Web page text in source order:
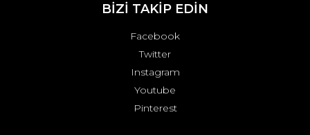
BİZİ TAKİP EDİN
Facebook
Twitter
Instagram
Youtube
Pinterest